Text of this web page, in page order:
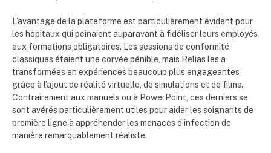
L’avantage de la plateforme est particulièrement évident pour
les hôpitaux qui peinaient auparavant à fidéliser leurs employés
aux formations obligatoires. Les sessions de conformité
classiques étaient une corvée pénible, mais Relias les a
transformées en expériences beaucoup plus engageantes
grâce à l’ajout de réalité virtuelle, de simulations et de films.
Contrairement aux manuels ou à PowerPoint, ces derniers se
sont avérés particulièrement utiles pour aider les soignants de
première ligne à appréhender les menaces d’infection de
manière remarquablement réaliste.